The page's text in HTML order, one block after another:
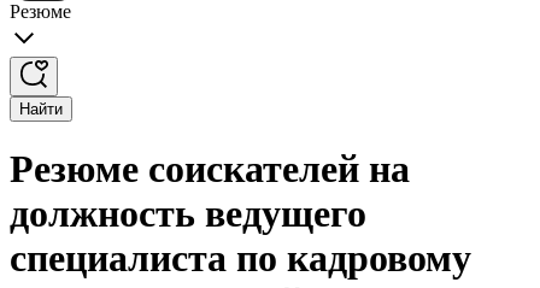
Резюме
Найти
Резюме соискателей на
должность ведущего
специалиста по кадровому